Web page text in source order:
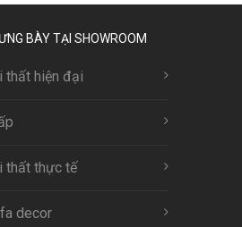
BÀY TẠI SHOWROOM
thất hiện đại
thất thực tế
decor